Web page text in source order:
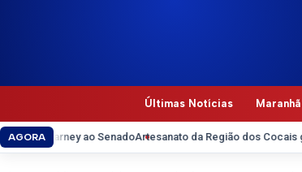
Últimas Notícias
AGORA
ao SenadoArtesanato da Região dos Cocais ganha